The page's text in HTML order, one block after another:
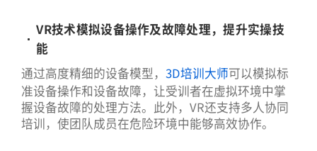
VR技术模拟设备操作及故障处理，提升实操技
能
通过高度精细的设备模型， 3D培训大师可以模拟标
准设备操作和设备故障，让受训者在虚拟环境中掌
握设备故障的处理方法。此外，VR还支持多人协同
培训，使团队成员在危险环境中能够高效协作。